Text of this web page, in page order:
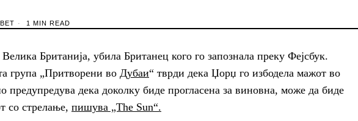
1 MIN READ
Британија, убила Британец кого го запознала преку Фејсбук.
група „Притворени во Дубаи“ тврди дека Џорџ го избодела мажот во
предупредува дека доколку биде прогласена за виновна, може да биде
со стрелање, пишува „The Sun“.